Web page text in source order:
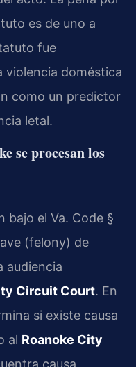
es de uno a
fue
violencia doméstica
como un predictor
letal.
se procesan los
bajo el Va. Code §
(felony) de
audiencia
Circuit Court. En
si existe causa
al Roanoke City
causa